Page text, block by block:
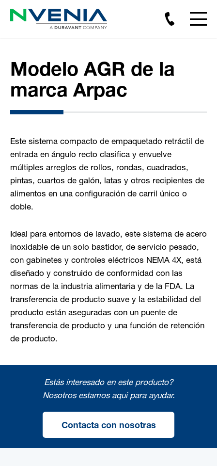
Modelo AGR de la
marca Arpac
Este sistema compacto de empaquetado retráctil de
entrada en ángulo recto clasifica y envuelve
múltiples arreglos de rollos, rondas, cuadrados,
pintas, cuartos de galón, latas y otros recipientes de
alimentos en una configuración de carril único o
doble.
Ideal para entornos de lavado, este sistema de acero
inoxidable de un solo bastidor, de servicio pesado,
con gabinetes y controles eléctricos NEMA 4X, está
diseñado y construido de conformidad con las
normas de la industria alimentaria y de la FDA. La
transferencia de producto suave y la estabilidad del
producto están aseguradas con un puente de
transferencia de producto y una función de retención
de producto.
Estás interesado en este producto?
Nosotros estamos aqui para ayudar.
Contacta con nosotras